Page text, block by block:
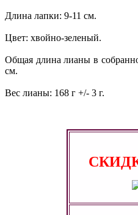
Длина лапки: 9-11 см.
Цвет: хвойно-зеленый.
Общая длина лианы в
см.
Вес лианы: 168 г +/- 3 г.